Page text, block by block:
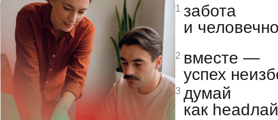
забота
и
вместе —
успех
думай
как